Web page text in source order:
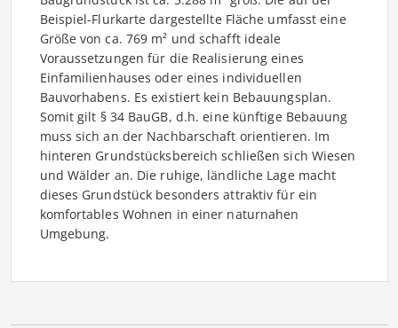
Beispiel-Flurkarte dargestellte Fläche umfasst eine
Größe von ca. 769 m² und schafft ideale
Voraussetzungen für die Realisierung eines
Einfamilienhauses oder eines individuellen
Bauvorhabens. Es existiert kein Bebauungsplan.
Somit gilt § 34 BauGB, d.h. eine künftige Bebauung
muss sich an der Nachbarschaft orientieren. Im
hinteren Grundstücksbereich schließen sich Wiesen
und Wälder an. Die ruhige, ländliche Lage macht
dieses Grundstück besonders attraktiv für ein
komfortables Wohnen in einer naturnahen
Umgebung.